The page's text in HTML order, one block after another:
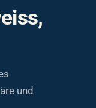
und